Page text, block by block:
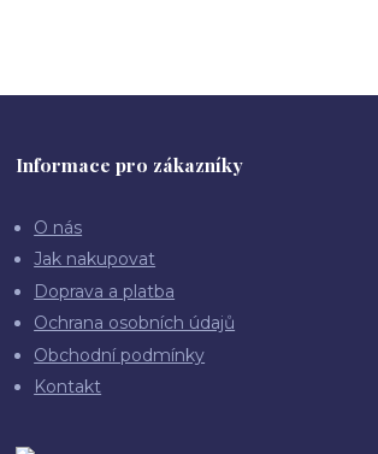
Informace pro zákazníky
O nás
Jak nakupovat
Doprava a platba
Ochrana osobních údajů
Obchodní podmínky
Kontakt